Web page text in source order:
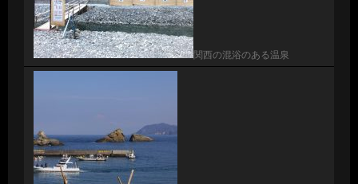
関西の混浴のある温泉